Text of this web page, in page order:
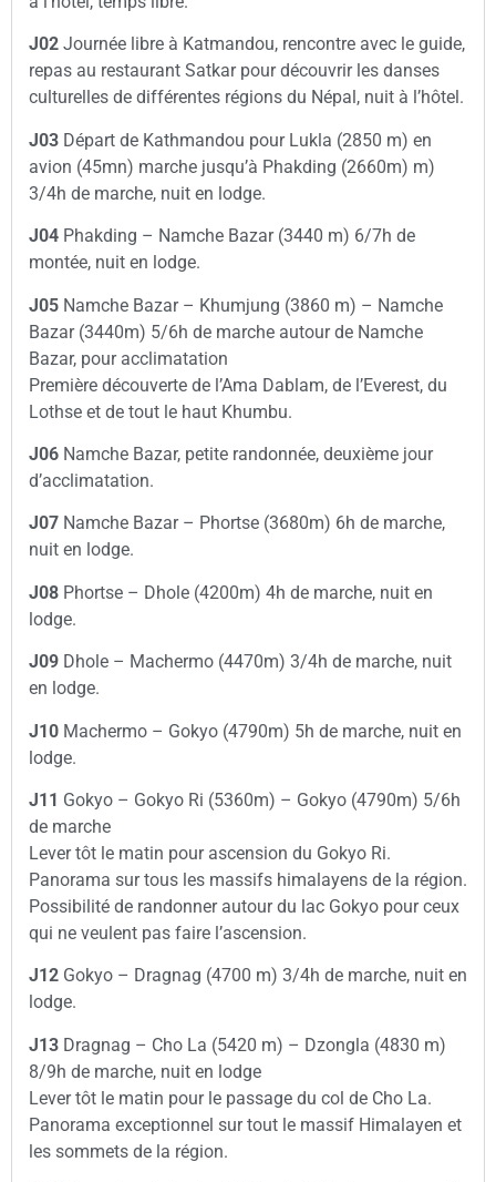
J02 Journée libre à Katmandou, rencontre avec le guide,
repas au restaurant Satkar pour découvrir les danses
culturelles de différentes régions du Népal, nuit à l’hôtel.
J03 Départ de Kathmandou pour Lukla (2850 m) en
avion (45mn) marche jusqu’à Phakding (2660m) m)
3/4h de marche, nuit en lodge.
J04 Phakding – Namche Bazar (3440 m) 6/7h de
montée, nuit en lodge.
J05 Namche Bazar – Khumjung (3860 m) – Namche
Bazar (3440m) 5/6h de marche autour de Namche
Bazar, pour acclimatation
Première découverte de l’Ama Dablam, de l’Everest, du
Lothse et de tout le haut Khumbu.
J06 Namche Bazar, petite randonnée, deuxième jour
d’acclimatation.
J07 Namche Bazar – Phortse (3680m) 6h de marche,
nuit en lodge.
J08 Phortse – Dhole (4200m) 4h de marche, nuit en
lodge.
J09 Dhole – Machermo (4470m) 3/4h de marche, nuit
en lodge.
J10 Machermo – Gokyo (4790m) 5h de marche, nuit en
lodge.
J11 Gokyo – Gokyo Ri (5360m) – Gokyo (4790m) 5/6h
de marche
Lever tôt le matin pour ascension du Gokyo Ri.
Panorama sur tous les massifs himalayens de la région.
Possibilité de randonner autour du lac Gokyo pour ceux
qui ne veulent pas faire l’ascension.
J12 Gokyo – Dragnag (4700 m) 3/4h de marche, nuit en
lodge.
J13 Dragnag – Cho La (5420 m) – Dzongla (4830 m)
8/9h de marche, nuit en lodge
Lever tôt le matin pour le passage du col de Cho La.
Panorama exceptionnel sur tout le massif Himalayen et
les sommets de la région.